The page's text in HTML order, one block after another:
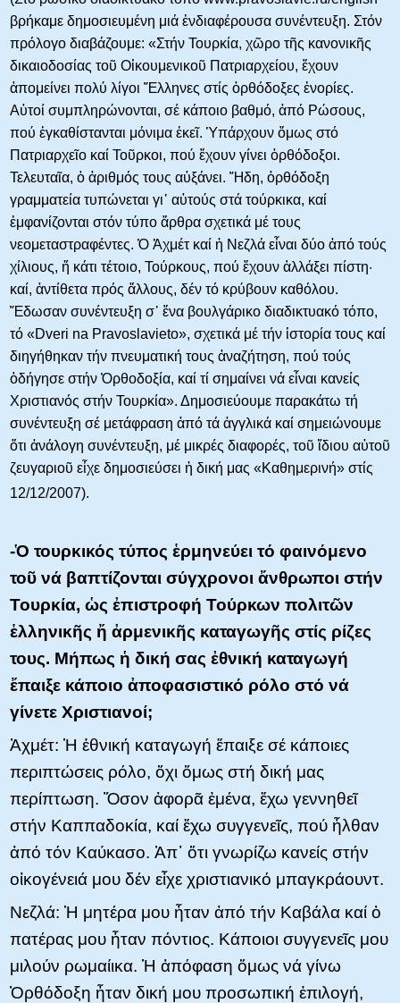
βρήκαμε δημοσιευμένη μιά ἐνδιαφέρουσα συνέντευξη. Στόν
πρόλογο διαβάζουμε: «Στήν Τουρκία, χῶρο τῆς κανονικῆς
δικαιοδοσίας τοῦ Οἰκουμενικοῦ Πατριαρχείου, ἔχουν
ἀπομείνει πολύ λίγοι Ἕλληνες στίς ὀρθόδοξες ἐνορίες.
Αὐτοί συμπληρώνονται, σέ κάποιο βαθμό, ἀπό Ρώσους,
πού ἐγκαθίστανται μόνιμα ἐκεῖ. Ὑπάρχουν ὅμως στό
Πατριαρχεῖο καί Τοῦρκοι, πού ἔχουν γίνει ὀρθόδοξοι.
Τελευταῖα, ὁ ἀριθμός τους αὐξάνει. Ἤδη, ὀρθόδοξη
γραμματεία τυπώνεται γι᾿ αὐτούς στά τούρκικα, καί
ἐμφανίζονται στόν τύπο ἄρθρα σχετικά μέ τους
νεομεταστραφέντες. Ὁ Ἀχμέτ καί ἡ Νεζλά εἶναι δύο ἀπό τούς
χίλιους, ἤ κάτι τέτοιο, Τούρκους, πού ἔχουν ἁλλάξει πίστη·
καί, ἀντίθετα πρός ἄλλους, δέν τό κρύβουν καθόλου.
Ἔδωσαν συνέντευξη σ᾿ ἕνα βουλγάρικο διαδικτυακό τόπο,
τό «Dveri na Pravoslavieto», σχετικά μέ τήν ἱστορία τους καί
διηγήθηκαν τήν πνευματική τους ἀναζήτηση, πού τούς
ὁδήγησε στήν Ὀρθοδοξία, καί τί σημαίνει νά εἶναι κανείς
Χριστιανός στήν Τουρκία». Δημοσιεύουμε παρακάτω τή
συνέντευξη σέ μετάφραση ἀπό τά ἀγγλικά καί σημειώνουμε
ὅτι ἀνάλογη συνέντευξη, μέ μικρές διαφορές, τοῦ ἴδιου αὐτοῦ
ζευγαριοῦ εἶχε δημοσιεύσει ἡ δική μας «Καθημερινή» στίς
12/12/2007).
-Ὁ τουρκικός τύπος ἑρμηνεύει τό φαινόμενο
τοῦ νά βαπτίζονται σύγχρονοι ἄνθρωποι στήν
Τουρκία, ὡς ἐπιστροφή Τούρκων πολιτῶν
ἑλληνικῆς ἤ ἀρμενικῆς καταγωγῆς στίς ρίζες
τους. Μήπως ἡ δική σας ἐθνική καταγωγή
ἔπαιξε κάποιο ἀποφασιστικό ρόλο στό νά
γίνετε Χριστιανοί;
Ἀχμέτ: Ἡ ἐθνική καταγωγή ἔπαιξε σέ κάποιες
περιπτώσεις ρόλο, ὄχι ὅμως στή δική μας
περίπτωση. Ὅσον ἀφορᾶ ἐμένα, ἔχω γεννηθεῖ
στήν Καππαδοκία, καί ἔχω συγγενεῖς, πού ἦλθαν
ἀπό τόν Καύκασο. Ἀπ᾿ ὅτι γνωρίζω κανείς στήν
οἰκογένειά μου δέν εἶχε χριστιανικό μπαγκράουντ.
Νεζλά: Ἡ μητέρα μου ἦταν ἀπό τήν Καβάλα καί ὁ
πατέρας μου ἦταν πόντιος. Κάποιοι συγγενεῖς μου
μιλούν ρωμαίικα. Ἡ ἀπόφαση ὅμως νά γίνω
Ὀρθόδοξη ἦταν δική μου προσωπική ἐπιλογή,